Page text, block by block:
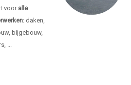
voor alle
: daken,
bijgebouw,
...